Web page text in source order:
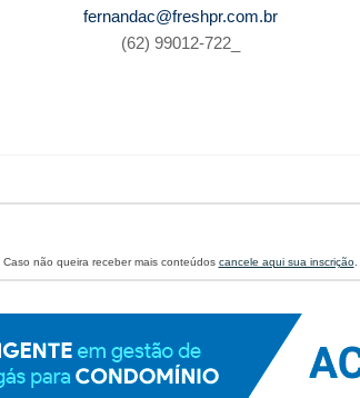
fernandac@freshpr.com.br
(62) 99012-722_
Caso não queira receber mais conteúdos cancele aqui sua inscrição.